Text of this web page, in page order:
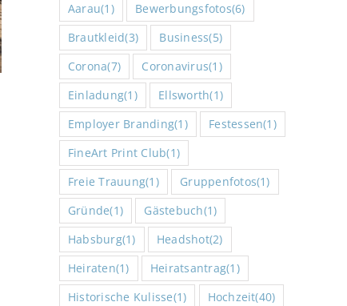
Aarau(1) Bewerbungsfotos(6)
Brautkleid(3) Business(5)
Corona(7) Coronavirus(1)
Einladung(1) Ellsworth(1)
Employer Branding(1) Festessen(1)
FineArt Print Club(1)
Freie Trauung(1) Gruppenfotos(1)
Gründe(1) Gästebuch(1)
Habsburg(1) Headshot(2)
Heiraten(1) Heiratsantrag(1)
Historische Kulisse(1) Hochzeit(40)